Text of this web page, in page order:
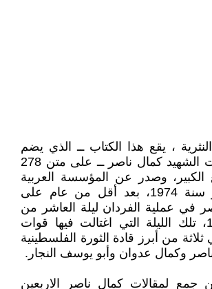
، يقع هذا الكتاب ــ الذي يضم
صفحات من كتابات الشهيد كمال ناصر ــ على متن 278
وصدر عن المؤسسة العربية
للدراسات والنشر سنة 1974، بعد أقل من عام على
في عملية الفردان ليلة العاشر من
نيسان/أبريل 1973، تلك الليلة التي اغتالت فيها قوات
ثلاثة من أبرز قادة الثورة الفلسطينية
وكمال عدوان وأبو يوسف النجار.
جمع لمقالات كمال ناصر الاربعين